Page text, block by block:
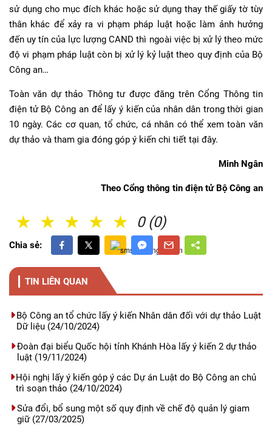
sử dụng cho mục đích khác hoặc sử dụng thay thế giấy tờ tùy
thân khác để xảy ra vi phạm pháp luật hoặc làm ảnh hưởng
đến uy tín của lực lượng CAND thì ngoài việc bị xử lý theo mức
độ vi phạm pháp luật còn bị xử lý kỷ luật theo quy định của Bộ
Công an…
Toàn văn dự thảo Thông tư được đăng trên Cổng Thông tin
điện tử Bộ Công an để lấy ý kiến của nhân dân trong thời gian
10 ngày. Các cơ quan, tổ chức, cá nhân có thể xem toàn văn
dự thảo và tham gia đóng góp ý kiến chi tiết tại đây.
Minh Ngân
Theo Cổng thông tin điện tử Bộ Công an
0 (0)
5 Sao
4 Sao
3 Sao
2 Sao
1 Sao
Chia sẻ:
TIN LIÊN QUAN
Bộ Công an tổ chức lấy ý kiến Nhân dân đối với dự thảo Luật
Dữ liệu(24/10/2024)
Đoàn đại biểu Quốc hội tỉnh Khánh Hòa lấy ý kiến 2 dự thảo
luật(19/11/2024)
Hội nghị lấy ý kiến góp ý các Dự án Luật do Bộ Công an chủ
trì soạn thảo (24/10/2024)
Sửa đổi, bổ sung một số quy định về chế độ quản lý giam
giữ(27/03/2025)